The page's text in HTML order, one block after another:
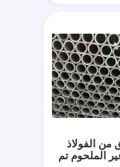
من الفولاذ
الملحوم تم